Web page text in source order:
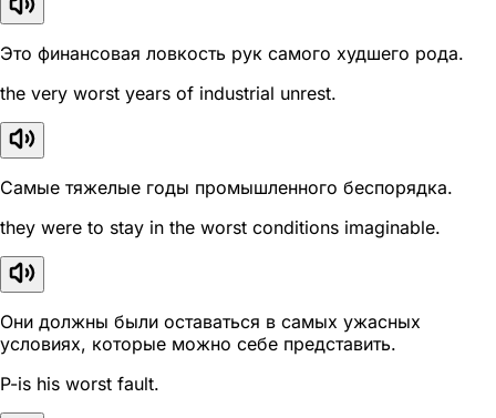
Это финансовая ловкость рук самого худшего рода.
the very worst years of industrial unrest.
Самые тяжелые годы промышленного беспорядка.
they were to stay in the worst conditions imaginable.
Они должны были оставаться в самых ужасных
условиях, которые можно себе представить.
P-is his worst fault.